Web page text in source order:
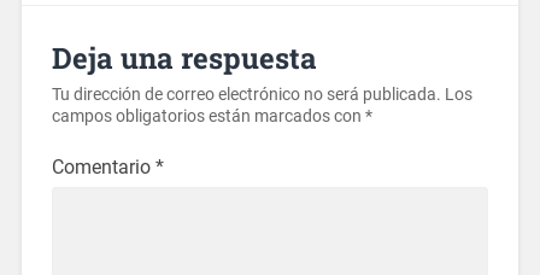
Deja una respuesta
Tu dirección de correo electrónico no será publicada. Los
campos obligatorios están marcados con *
Comentario *